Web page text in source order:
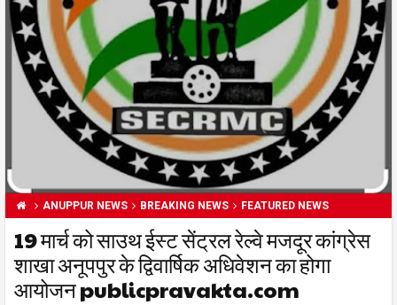
ANUPPUR NEWS BREAKING NEWS FEATURED NEWS
19 मार्च को साउथ ईस्ट सेंट्रल रेल्वे मजदूर कांग्रेस
शाखा अनूपपुर के द्विवार्षिक अधिवेशन का होगा
आयोजन publicpravakta.com